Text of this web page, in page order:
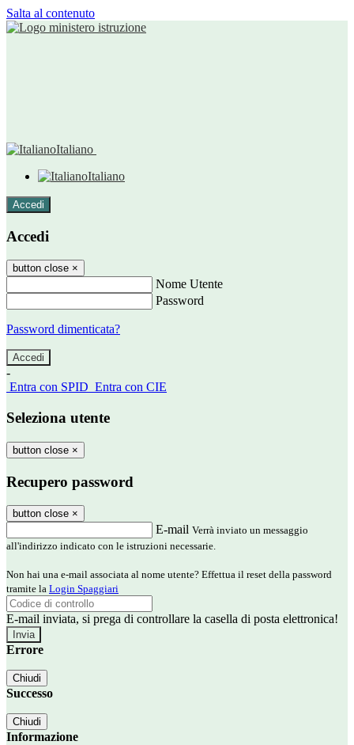
Salta al contenuto
Italiano
Italiano
Accedi
Accedi
button close ×
Nome Utente
Password
Password dimenticata?
-
Entra con SPID Entra con CIE
Seleziona utente
button close ×
Recupero password
button close ×
E-mail Verrà inviato un messaggio
all'indirizzo indicato con le istruzioni necessarie.
Non hai una e-mail associata al nome utente? Effettua il reset della password
tramite la Login Spaggiari
E-mail inviata, si prega di controllare la casella di posta elettronica!
Errore
Chiudi
Successo
Chiudi
Informazione